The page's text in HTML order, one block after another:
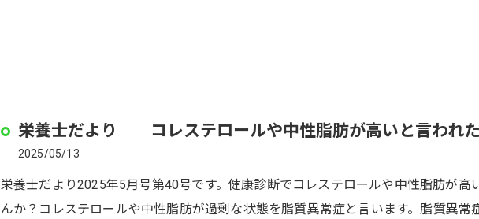
栄養士だより コレステロールや中性脂肪が高いと言われ
2025/05/13
栄養士だより2025年5月号第40号です。健康診断でコレステロールや中性脂肪が高
んか？コレステロールや中性脂肪が過剰な状態を脂質異常症と言います。脂質異常